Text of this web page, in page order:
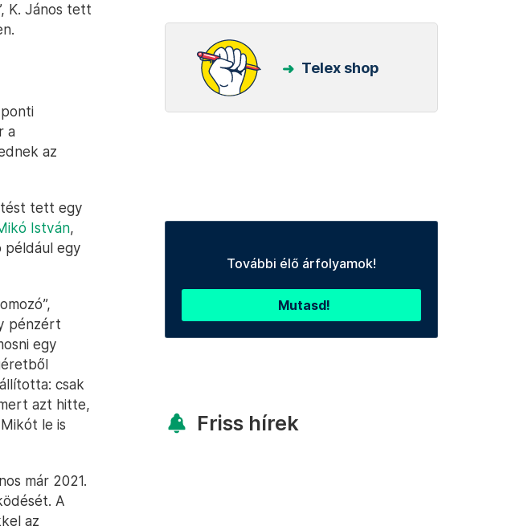
K. János tett
a
az
tett egy
István,
például egy
pénzért
egy
csak
azt hitte,
le is
már 2021.
A
az
Telex shop
További élő árfolyamok!
Mutasd!
Friss hírek